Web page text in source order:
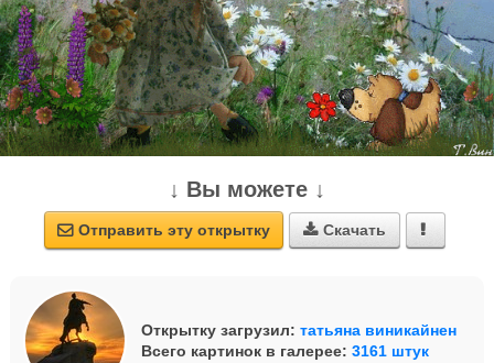
↓ Вы можете ↓
 Отправить эту открытку  Скачать 
Открытку загрузил: татьяна виникайнен
Всего картинок в галерее: 3161 штук